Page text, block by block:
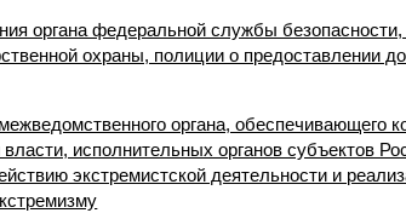
органа федеральной службы
охраны, полиции о предоставлении
органа, обеспечивающего
исполнительных органов субъектов
экстремистской деятельности и